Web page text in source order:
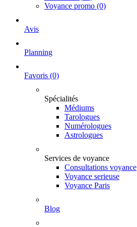
Voyance promo (0)
Avis
Planning
Favoris (0)
Spécialités
Médiums
Tarologues
Numérologues
Astrologues
Services de voyance
Consultations voyance
Voyance serieuse
Voyance Paris
Blog